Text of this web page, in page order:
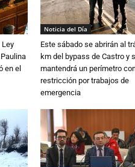
Ley
en el
Noticia del Día
Este sábado se abrirán al
km del bypass de Castro y
mantendrá un perímetro
restricción por trabajos de
emergencia